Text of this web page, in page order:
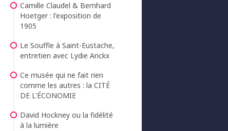
Camille Claudel & Bernhard
Hoetger : l'exposition de
1905
Le Souffle à Saint-Eustache,
entretien avec Lydie Arickx
Ce musée qui ne fait rien
comme les autres : la CITÉ
DE L'ÉCONOMIE
David Hockney ou la fidélité
à la lumière